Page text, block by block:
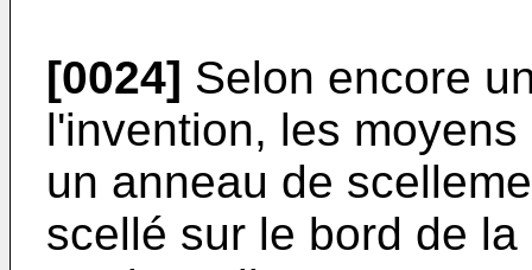
[0024] Selon encore
l'invention, les
un anneau de
scellé sur le bord de